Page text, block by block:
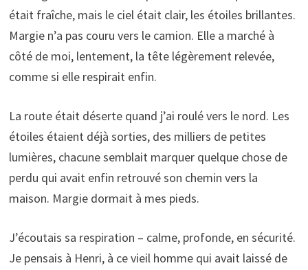
était fraîche, mais le ciel était clair, les étoiles brillantes.
Margie n’a pas couru vers le camion. Elle a marché à
côté de moi, lentement, la tête légèrement relevée,
comme si elle respirait enfin.
La route était déserte quand j’ai roulé vers le nord. Les
étoiles étaient déjà sorties, des milliers de petites
lumières, chacune semblait marquer quelque chose de
perdu qui avait enfin retrouvé son chemin vers la
maison. Margie dormait à mes pieds.
J’écoutais sa respiration – calme, profonde, en sécurité.
Je pensais à Henri, à ce vieil homme qui avait laissé de